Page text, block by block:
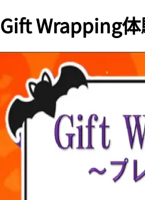
Gift Wrapping